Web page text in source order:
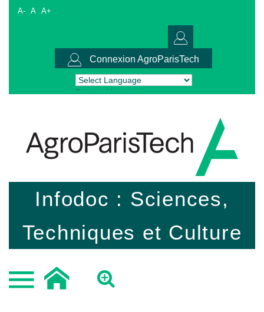
A- A A+
Connexion AgroParisTech
Powered by Translate
Infodoc : Sciences,
Techniques et Culture